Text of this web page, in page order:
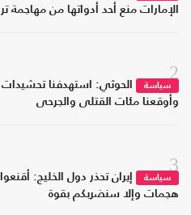
الإمارات منع أحد أدواتها من مهاجمة
2
سياسة
الحوثي: استهدفنا
وأوقعنا مئات القتلى والجرحى
3
سياسة
إيران تحذر دول الخليج:
هجمات وإلا سنضربكم بقوة